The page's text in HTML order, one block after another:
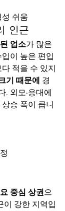
쉬움
인근
업소가 많은
이 높은 편입
적을 수 있지
기 때문에
경
. 외모·응대에
승 폭이 큽니
중심 상권 으
이 강한 지역입